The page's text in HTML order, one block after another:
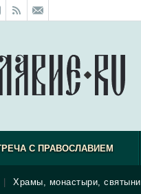
С ПРАВОСЛАВИЕМ
Храмы, монастыри, святыни